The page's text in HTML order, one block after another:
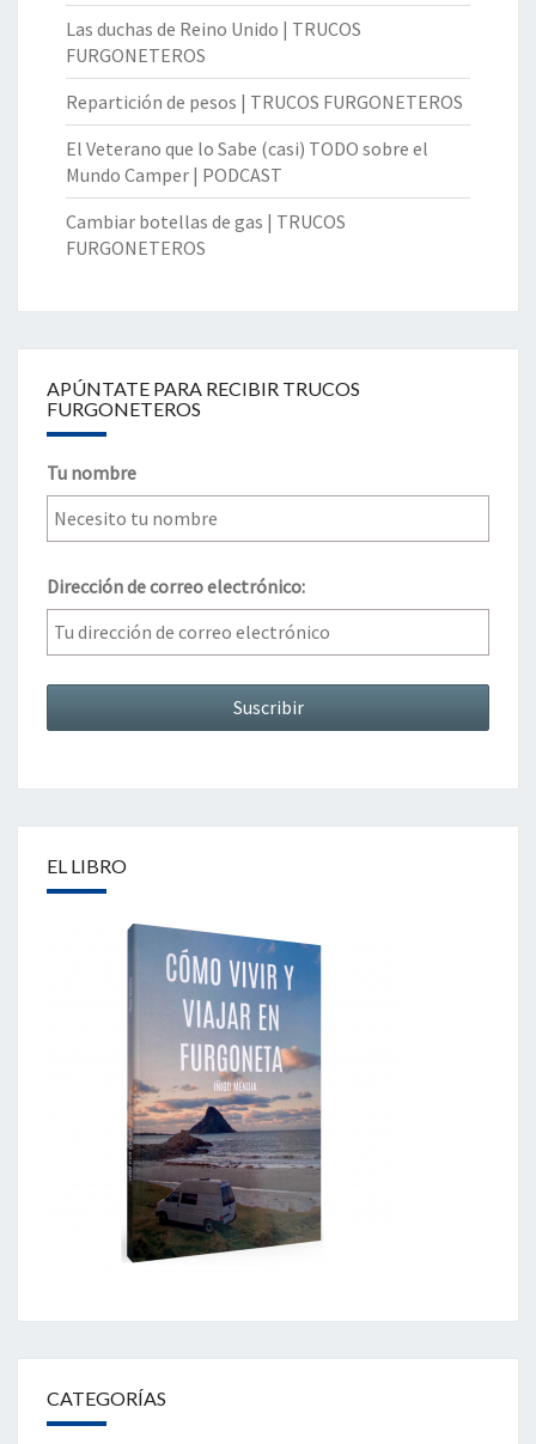
Las duchas de Reino Unido | TRUCOS
FURGONETEROS
Repartición de pesos | TRUCOS FURGONETEROS
El Veterano que lo Sabe (casi) TODO sobre el
Mundo Camper | PODCAST
Cambiar botellas de gas | TRUCOS
FURGONETEROS
APÚNTATE PARA RECIBIR TRUCOS
FURGONETEROS
Tu nombre
Dirección de correo electrónico:
EL LIBRO
CATEGORÍAS